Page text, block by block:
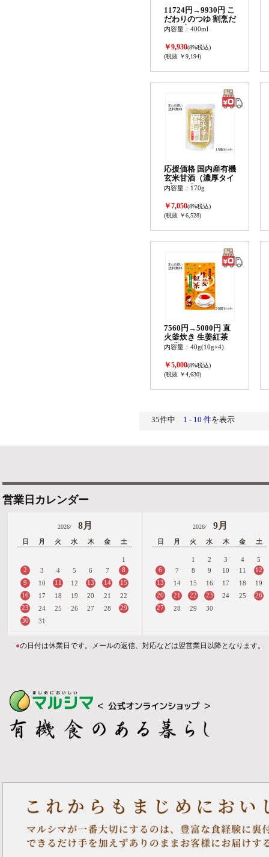
11724円→9930円 こ
だわりのつゆ 割烹だ
し 12本セット
内容量：400ml
￥9,930(8%税込)
(税抜 ￥9,194)
応援価格 国内産有機
玄米甘酒（濃厚タイ
プ） 15個セット
内容量：170g
￥7,050(8%税込)
(税抜 ￥6,528)
7560円→5000円 直
火釜炊き 生姜紅茶
20袋セット(1ケース)
27日
内容量：40g(10g×4)
￥5,000(8%税込)
(税抜 ￥4,630)
35件中 1 - 10 件を表示
営業日カレンダー
2026/ 8月
日 月 火 水 木 金 土
1
2
3 4 5 6 7
8
9
10 11 12 13 14
15
16
17 18 19 20 21
22
23
24 25 26 27 28
29
30
31
2026/ 9月
日 月 火 水 木 金 土
1 2 3 4
5
6
7 8 9 10 11
12
13
14 15 16 17 18
19
20
21 22 23 24 25
26
27
28 29 30
●の日付は休業日です。メールの返信、対応などは翌営業日以降となります。